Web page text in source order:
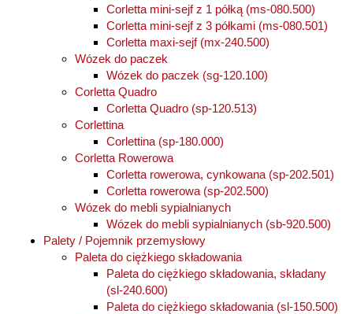
Corletta mini-sejf z 1 półką (ms-080.500)
Corletta mini-sejf z 3 półkami (ms-080.501)
Corletta maxi-sejf (mx-240.500)
Wózek do paczek
Wózek do paczek (sg-120.100)
Corletta Quadro
Corletta Quadro (sp-120.513)
Corlettina
Corlettina (sp-180.000)
Corletta Rowerowa
Corletta rowerowa, cynkowana (sp-202.501)
Corletta rowerowa (sp-202.500)
Wózek do mebli sypialnianych
Wózek do mebli sypialnianych (sb-920.500)
Palety / Pojemnik przemysłowy
Paleta do ciężkiego składowania
Paleta do ciężkiego składowania, składany
(sl-240.600)
Paleta do ciężkiego składowania (sl-150.500)